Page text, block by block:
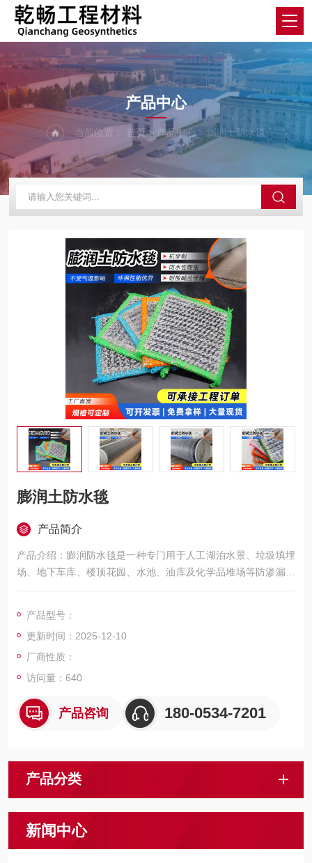
product
产品中心
当前位置： 首页> 产品中心>膨润土防水毯
膨润土防水毯
产品简介
产品介绍：膨润防水毯是一种专门用于人工湖泊水景、垃圾填埋
场、地下车库、楼顶花园、水池、油库及化学品堆场等防渗漏的
土工合成材料，它是由高膨胀性的钠基膨润土填充在特
产品型号：
更新时间：2025-12-10
厂商性质：
访问量： 640
产品咨询 180-0534-7201
产品分类
新闻中心